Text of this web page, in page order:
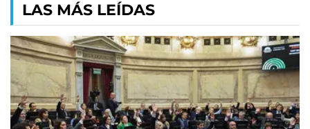
LAS MÁS LEÍDAS